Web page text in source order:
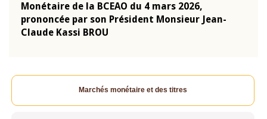
Monétaire de la BCEAO du 4 mars 2026,
prononcée par son Président Monsieur Jean-
Claude Kassi BROU
Marchés monétaire et des titres